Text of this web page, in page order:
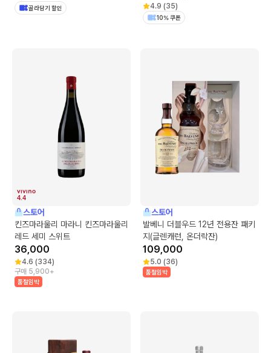
골라담기 할인 4.9 (35)
10% 쿠폰
4.4
스토어
킨즈마라울리 마라니 킨즈마라울리
레드 세미 스위트
36,000
4.6 (334)
구매 5,900+
품절임박
스토어
발베니 더블우드 12년 전용잔 패키
지(글렌캐런, 온더락잔)
109,000
5.0 (36)
품절임박